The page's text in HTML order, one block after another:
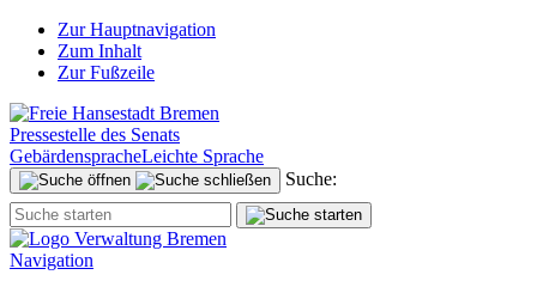
Zur Hauptnavigation
Zum Inhalt
Zur Fußzeile
Pressestelle des Senats
GebärdenspracheLeichte Sprache
Suche:
Navigation